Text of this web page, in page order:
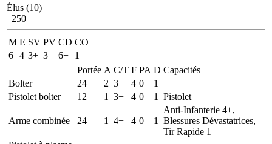
Élus (10)
250
M E SV PV CD CO
6 4 3+ 3 6+
1
Portée A C/T F PA D Capacités
Bolter
24 2 3+ 4 0
1
Pistolet bolter
12 1 3+ 4 0 1 Pistolet
Arme combinée 24 1 4+ 4 0 1
Anti-Infanterie 4+,
Blessures Dévastatrices,
Tir Rapide 1